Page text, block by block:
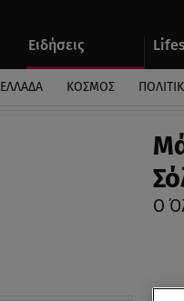
Ειδήσεις
Αυτοκίνητο
ΕΛΛΑΔΑ ΚΟΣΜΟΣ
Ο